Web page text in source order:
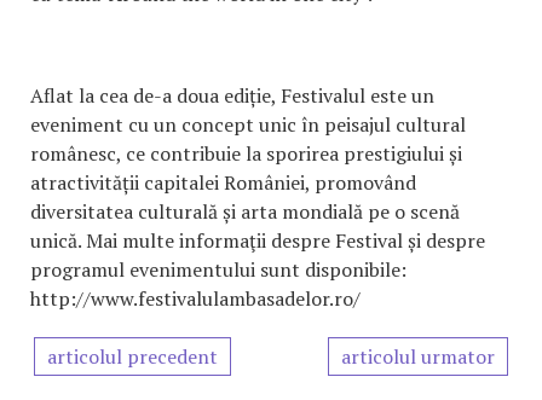
Aflat la cea de-a doua ediție, Festivalul este un
eveniment cu un concept unic în peisajul cultural
românesc, ce contribuie la sporirea prestigiului și
atractivității capitalei României, promovând
diversitatea culturală și arta mondială pe o scenă
unică. Mai multe informaţii despre Festival și despre
programul evenimentului sunt disponibile:
http://www.festivalulambasadelor.ro/
articolul precedent articolul urmator